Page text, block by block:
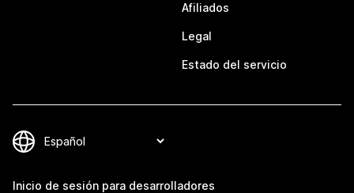
Afiliados
Legal
Estado del servicio
Inicio de sesión para desarrolladores